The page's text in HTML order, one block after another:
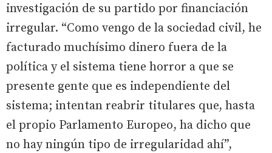
investigación de su partido por financiación
irregular. “Como vengo de la sociedad civil, he
facturado muchísimo dinero fuera de la
política y el sistema tiene horror a que se
presente gente que es independiente del
sistema; intentan reabrir titulares que, hasta
el propio Parlamento Europeo, ha dicho que
no hay ningún tipo de irregularidad ahí”,